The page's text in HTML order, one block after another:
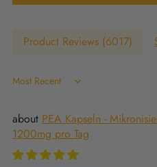
Product Reviews (6017)
Sort by
PEA Kapseln -
1200mg pro Tag